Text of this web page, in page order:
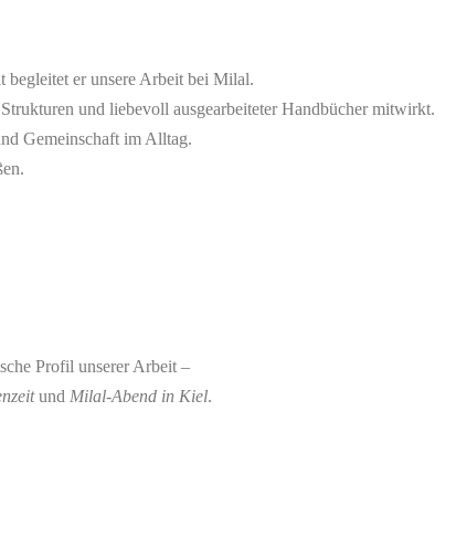
begleitet er unsere Arbeit bei Milal.
und liebevoll ausgearbeiteter Handbücher mitwirkt.
Gemeinschaft im Alltag.
Profil unserer Arbeit –
und Milal-Abend in Kiel.